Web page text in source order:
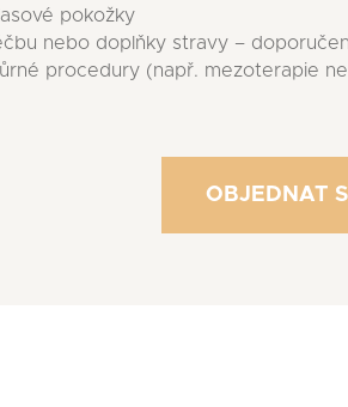
pokožky
nebo doplňky stravy –
procedury (např. mezoterapie
OBJEDNAT